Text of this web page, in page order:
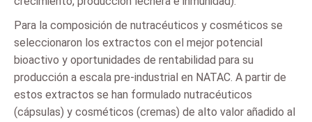
Para la composición de nutracéuticos y cosméticos se
seleccionaron los extractos con el mejor potencial
bioactivo y oportunidades de rentabilidad para su
producción a escala pre-industrial en NATAC. A partir de
estos extractos se han formulado nutracéuticos
(cápsulas) y cosméticos (cremas) de alto valor añadido al